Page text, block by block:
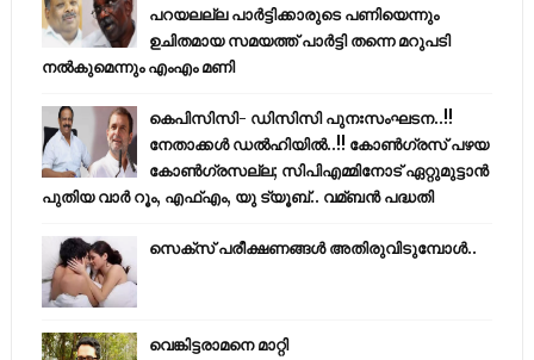
പറയലല്ല പാര്‍ട്ടിക്കാരുടെ പണിയെന്നും
ഉചിതമായ സമയത്ത് പാര്‍ട്ടി തന്നെ മറുപടി
നല്‍കുമെന്നും എംഎം മണി
കെപിസിസി- ഡിസിസി പുനഃസംഘടന..!!
നേതാക്കൾ ഡൽഹിയിൽ..!! കോണ്‍ഗ്രസ് പഴയ
കോണ്‍ഗ്രസല്ല; സിപിഎമ്മിനോട് ഏറ്റുമുട്ടാന്‍
പുതിയ വാര്‍ റൂം, എഫ്‌എം, യു ട്യൂബ്.. വമ്ബന്‍ പദ്ധതി
സെക്സ് പരീക്ഷണങ്ങൾ അതിരുവിടുമ്പോൾ..
വെങ്കിട്ടരാമനെ മാറ്റി